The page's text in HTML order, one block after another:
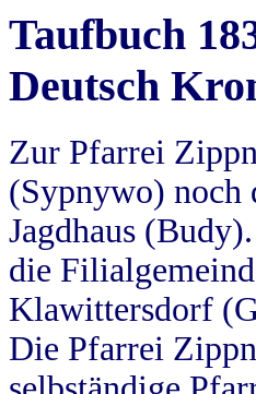
Taufbuch
Deutsch
Zur Pfarrei
(Sypnywo) noch
Jagdhaus
die
Klawittersdorf
Die Pfarrei